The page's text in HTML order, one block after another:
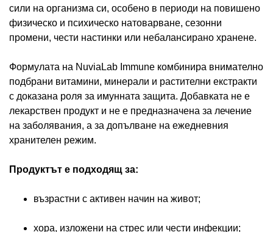
сили на организма си, особено в периоди на повишено
физическо и психическо натоварване, сезонни
промени, чести настинки или небалансирано хранене.
Формулата на NuviaLab Immune комбинира внимателно
подбрани витамини, минерали и растителни екстракти
с доказана роля за имунната защита. Добавката не е
лекарствен продукт и не е предназначена за лечение
на заболявания, а за допълване на ежедневния
хранителен режим.
Продуктът е подходящ за:
възрастни с активен начин на живот;
хора, изложени на стрес или чести инфекции;